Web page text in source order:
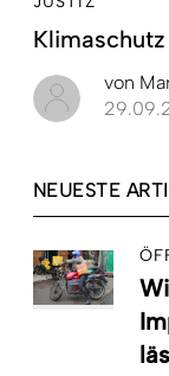
von
NEUESTE